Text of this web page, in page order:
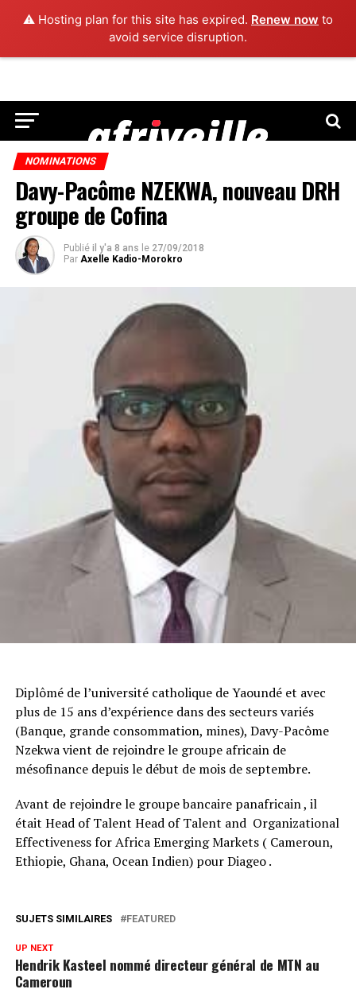
⚠️ Hosting plan for this site has expired. Renew now to
avoid service disruption.
NOMINATIONS
Davy-Pacôme NZEKWA, nouveau DRH
groupe de Cofina
Publié il y'a 8 ans le 27/09/2018
Par Axelle Kadio-Morokro
Diplômé de l’université catholique de Yaoundé et avec
plus de 15 ans d’expérience dans des secteurs variés
(Banque, grande consommation, mines), Davy-Pacôme
Nzekwa vient de rejoindre le groupe africain de
mésofinance depuis le début de mois de septembre.
Avant de rejoindre le groupe bancaire panafricain , il
était Head of Talent Head of Talent and Organizational
Effectiveness for Africa Emerging Markets ( Cameroun,
Ethiopie, Ghana, Ocean Indien) pour Diageo .
SUJETS SIMILAIRES FEATURED
UP NEXT
Hendrik Kasteel nommé directeur général de MTN au
Cameroun